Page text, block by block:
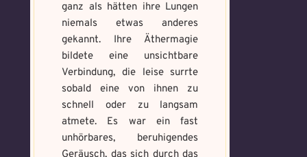
ganz als hätten ihre Lungen
niemals etwas anderes
gekannt. Ihre Äthermagie
bildete eine unsichtbare
Verbindung, die leise surrte
sobald eine von ihnen zu
schnell oder zu langsam
atmete. Es war ein fast
unhörbares, beruhigendes
Wo gefunden? *
Wie bist du darauf
aufmerksam geworden
und wie bannst du es? *
Wähle ein beliebiges
Mandala und male es
aus um den Fluch zu
bannen.
Du hast einen Gegenstand gefunden!
nur mit, wenn du ihn wirklich benötigst.
Benutzername *